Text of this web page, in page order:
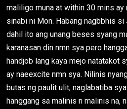
maliligo muna at within 30 mins ay
sinabi ni Mon. Habang nagbbhis si
dahil ito ang unang beses syang
karanasan din nmn sya pero
handjob lang kaya mejo natatakot
ay naeexcite nmn sya. Nilinis
butas ng paulit ulit, naglabatiba
hanggang sa malinis n malinis na,